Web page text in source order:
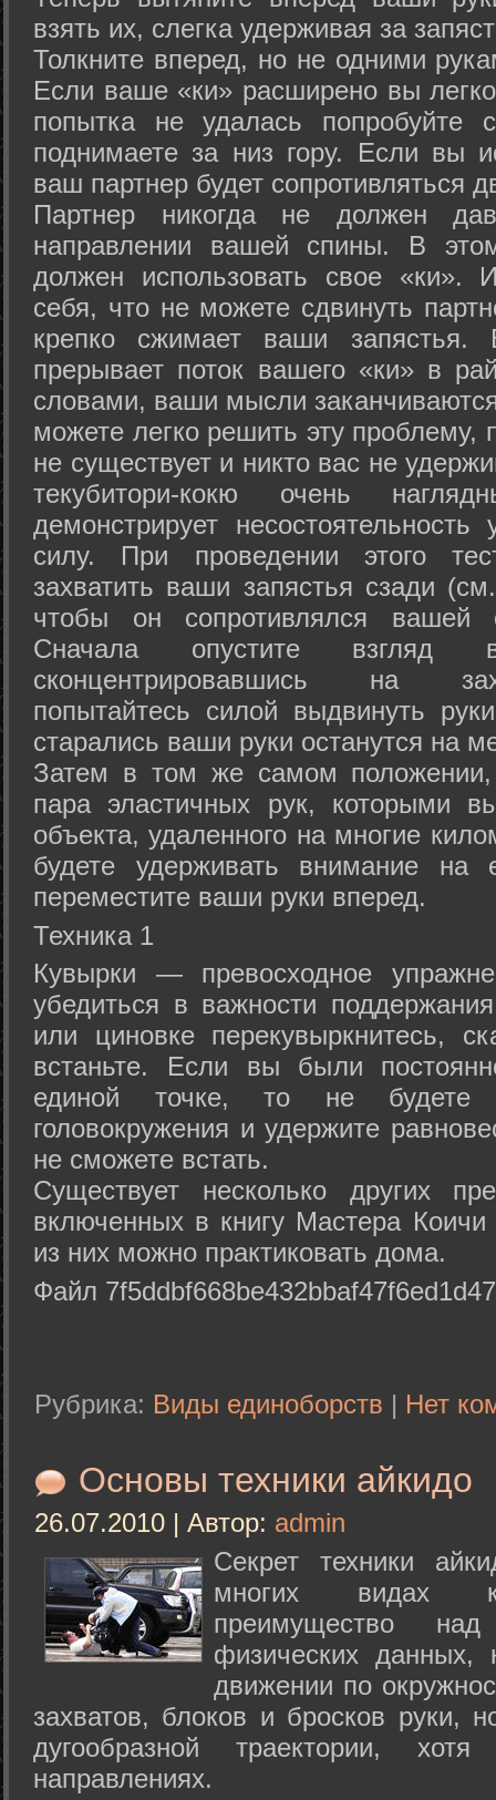
взять их, слегка удерживая за
Толкните вперед, но не одними
Если ваше «ки» расширено вы
попытка не удалась попробуйте
поднимаете за низ гору. Если вы
ваш партнер будет сопротивляться
Партнер никогда не должен
направлении вашей спины. В
должен использовать свое «ки».
себя, что не можете сдвинуть
крепко сжимает ваши запястья.
прерывает поток вашего «ки» в
словами, ваши мысли
можете легко решить эту проблему,
не существует и никто вас не
текубитори-кокю очень
демонстрирует
силу. При проведении этого
захватить ваши запястья сзади
чтобы он сопротивлялся вашей
Сначала опустите
сконцентрировавшись на
попытайтесь силой выдвинуть
старались ваши руки останутся на
Затем в том же самом положении,
пара эластичных рук, которыми
объекта, удаленного на многие
будете удерживать внимание на
переместите ваши руки вперед.
Техника 1
Кувырки — превосходное
убедиться в важности
или циновке перекувыркнитесь,
встаньте. Если вы были
единой точке, то не будете
головокружения и удержите
не сможете встать.
Существует несколько других
включенных в книгу Мастера
из них можно практиковать дома.
Файл
Рубрика: Виды единоборств | Нет
Основы техники айкидо
26.07.2010 | Автор: admin
Секрет техники
многих видах
преимущество
физических данных,
движении по
захватов, блоков и бросков руки,
дугообразной траектории,
направлениях.